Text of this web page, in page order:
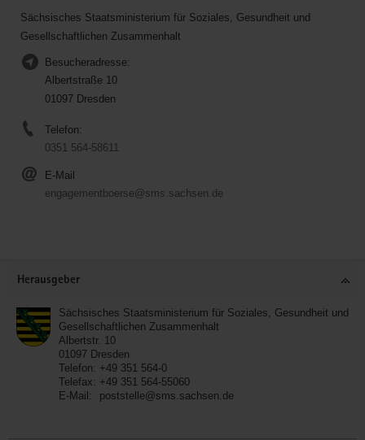
Sächsisches Staatsministerium für Soziales, Gesundheit und
Gesellschaftlichen Zusammenhalt
Besucheradresse:
Albertstraße 10
01097 Dresden
Telefon:
0351 564-58611
E-Mail
engagementboerse@sms.sachsen.de
Herausgeber
Sächsisches Staatsministerium für Soziales, Gesundheit und
Gesellschaftlichen Zusammenhalt
Albertstr. 10
01097 Dresden
Telefon: +49 351 564-0
Telefax: +49 351 564-55060
E-Mail:
poststelle@sms.sachsen.de